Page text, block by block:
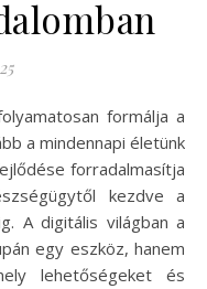
a mindennapi életünk
forradalmasítja
kezdve a
A digitális világban a
egy eszköz, hanem
lehetőségeket és